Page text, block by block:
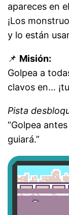
apareces en
¡Los
y lo están
📌 Misión:
Golpea a
clavos en…
Pista
“Golpea
guiará.”